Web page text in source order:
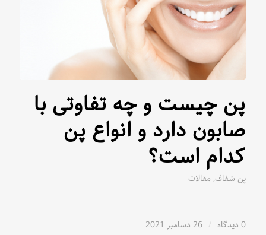
پن چیست و چه تفاوتی با
صابون دارد و انواع پن
کدام است؟
پن شفاف, مقالات
0 دیدگاه / 26 دسامبر 2021